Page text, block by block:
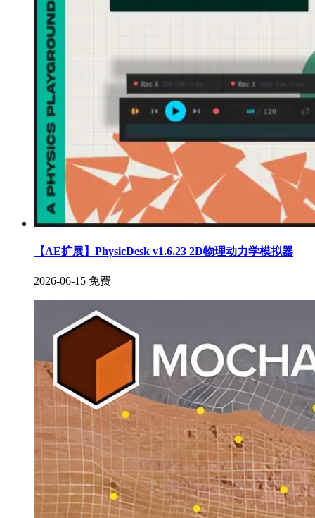
【AE扩展】PhysicDesk v1.6.23 2D物理动力学模拟器
2026-06-15 免费